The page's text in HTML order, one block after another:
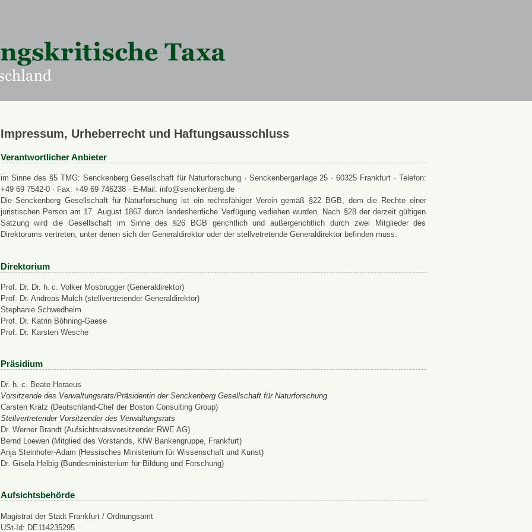
Impressum, Urheberrecht und Haftungsausschluss
Verantwortlicher Anbieter
im Sinne des §5 TMG: Senckenberg Gesellschaft für Naturforschung · Senckenberganlage 25 · 60325 Frankfurt · Telefon:
+49 69 7542-0 · Fax: +49 69 746238 · E-Mail: info@senckenberg.de
Die Senckenberg Gesellschaft für Naturforschung ist ein rechtsfähiger Verein gemäß §22 BGB, dem die Rechte einer
juristischen Person am 17. August 1867 durch landesherrliche Verfügung verliehen wurden. Nach §28 der derzeit gültigen
Satzung wird die Gesellschaft im Sinne des §26 BGB gerichtlich und außergerichtlich durch zwei Mitglieder des
Direktorums vertreten, unter denen sich der Generaldirektor oder der stellvetretende Generaldirektor befinden muss.
Direktorium
Prof. Dr. Dr. h. c. Volker Mosbrugger (Generaldirektor)
Prof. Dr. Andreas Mulch (stellvertretender Generaldirektor)
Stephanie Schwedhelm
Prof. Dr. Katrin Böhning-Gaese
Prof. Dr. Karsten Wesche
Präsidium
Dr. h. c. Beate Heraeus
Vorsitzende des Verwaltungsrats/Präsidentin der Senckenberg Gesellschaft für Naturforschung
Carsten Kratz (Deutschland-Chef der Boston Consulting Group)
Stellvertretender Vorsitzender des Verwaltungsrats
Dr. Werner Brandt (Aufsichtsratsvorsitzender RWE AG)
Bernd Loewen (Mitglied des Vorstands, KfW Bankengruppe, Frankfurt)
Anja Steinhofer-Adam (Hessisches Ministerium für Wissenschaft und Kunst)
Dr. Gisela Helbig (Bundesministerium für Bildung und Forschung)
Aufsichtsbehörde
Magistrat der Stadt Frankfurt / Ordnungsamt
USt-Id: DE114235295